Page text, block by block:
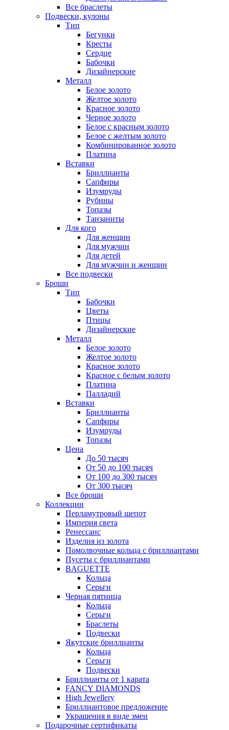
Все браслеты
Подвески, кулоны
Тип
Бегунки
Кресты
Сердце
Бабочки
Дизайнерские
Металл
Белое золото
Желтое золото
Красное золото
Черное золото
Белое с красным золото
Белое с желтым золото
Комбинированное золото
Платина
Вставки
Бриллианты
Сапфиры
Изумруды
Рубины
Топазы
Танзаниты
Для кого
Для женщин
Для мужчин
Для детей
Для мужчин и женщин
Все подвески
Броши
Тип
Бабочки
Цветы
Птицы
Дизайнерские
Металл
Белое золото
Желтое золото
Красное золото
Красное с белым золото
Платина
Палладий
Вставки
Бриллианты
Сапфиры
Изумруды
Топазы
Цена
До 50 тысяч
От 50 до 100 тысяч
От 100 до 300 тысяч
От 300 тысяч
Все броши
Коллекции
Перламутровый шепот
Империя света
Ренессанс
Изделия из золота
Помолвочные кольца с бриллиантами
Пусеты с бриллиантами
BAGUETTE
Кольца
Серьги
Черная пятница
Кольца
Серьги
Браслеты
Подвески
Якутские бриллианты
Кольца
Серьги
Подвески
Бриллианты от 1 карата
FANCY DIAMONDS
High Jewellery
Бриллиантовое предложение
Украшения в виде змеи
Подарочные сертификаты